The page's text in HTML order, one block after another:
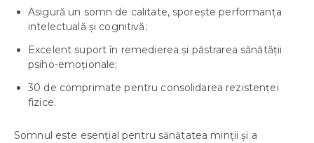
Asigură un somn de calitate, sporește performanța
intelectuală și cognitivă;
Excelent suport în remedierea și păstrarea sănătății
psiho-emoționale;
30 de comprimate pentru consolidarea rezistenței
fizice.
Somnul este esențial pentru sănătatea minții și a